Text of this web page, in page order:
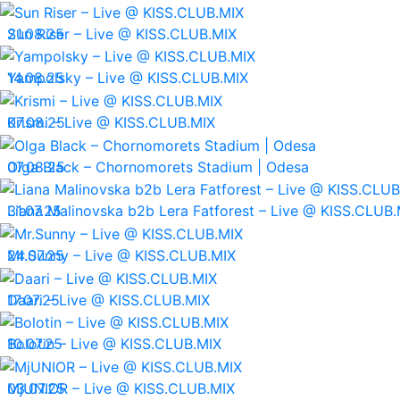
21.08.25
Sun Riser – Live @ KISS.CLUB.MIX
14.08.25
Yampolsky – Live @ KISS.CLUB.MIX
07.08.25
Krismi – Live @ KISS.CLUB.MIX
07.08.25
Olga Black – Chornomorets Stadium | Odesa
31.07.25
Liana Malinovska b2b Lera Fatforest – Live @
24.07.25
Mr.Sunny – Live @ KISS.CLUB.MIX
17.07.25
Daari – Live @ KISS.CLUB.MIX
10.07.25
Bolotin – Live @ KISS.CLUB.MIX
03.07.25
MjUNIOR – Live @ KISS.CLUB.MIX